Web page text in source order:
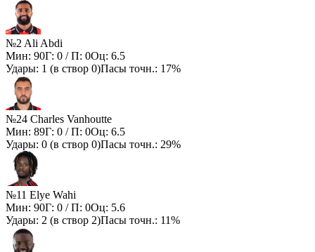
№2 Ali Abdi
Мин: 90Г: 0 / П: 0Оц: 6.5
Удары: 1 (в створ 0)Пасы точн.: 17%
№24 Charles Vanhoutte
Мин: 89Г: 0 / П: 0Оц: 6.5
Удары: 0 (в створ 0)Пасы точн.: 29%
№11 Elye Wahi
Мин: 90Г: 0 / П: 0Оц: 5.6
Удары: 2 (в створ 2)Пасы точн.: 11%